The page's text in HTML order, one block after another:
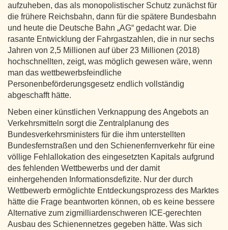
aufzuheben, das als monopolistischer Schutz zunächst für
die frühere Reichsbahn, dann für die spätere Bundesbahn
und heute die Deutsche Bahn „AG“ gedacht war. Die
rasante Entwicklung der Fahrgastzahlen, die in nur sechs
Jahren von 2,5 Millionen auf über 23 Millionen (2018)
hochschnellten, zeigt, was möglich gewesen wäre, wenn
man das wettbewerbsfeindliche
Personenbeförderungsgesetz endlich vollständig
abgeschafft hätte.
Neben einer künstlichen Verknappung des Angebots an
Verkehrsmitteln sorgt die Zentralplanung des
Bundesverkehrsministers für die ihm unterstellten
Bundesfernstraßen und den Schienenfernverkehr für eine
völlige Fehlallokation des eingesetzten Kapitals aufgrund
des fehlenden Wettbewerbs und der damit
einhergehenden Informationsdefizite. Nur der durch
Wettbewerb ermöglichte Entdeckungsprozess des Marktes
hätte die Frage beantworten können, ob es keine bessere
Alternative zum zigmilliardenschweren ICE-gerechten
Ausbau des Schienennetzes gegeben hätte. Was sich